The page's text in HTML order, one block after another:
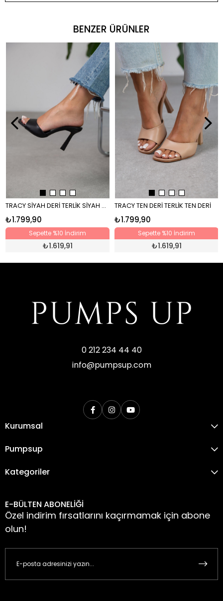
BENZER ÜRÜNLER
TRACY SİYAH DERİ TERLİK SİYAH DERİ
₺1.799,90
Sepette %10 İndirim
₺1.619,91
TRACY TEN DERİ TERLİK TEN DERİ
₺1.799,90
Sepette %10 İndirim
₺1.619,91
0 212 234 44 40
info@pumpsup.com
Kurumsal
Pumpsup
Kategoriler
E-BÜLTEN ABONELİĞİ
Özel indirim fırsatlarını kaçırmamak için abone
olun!